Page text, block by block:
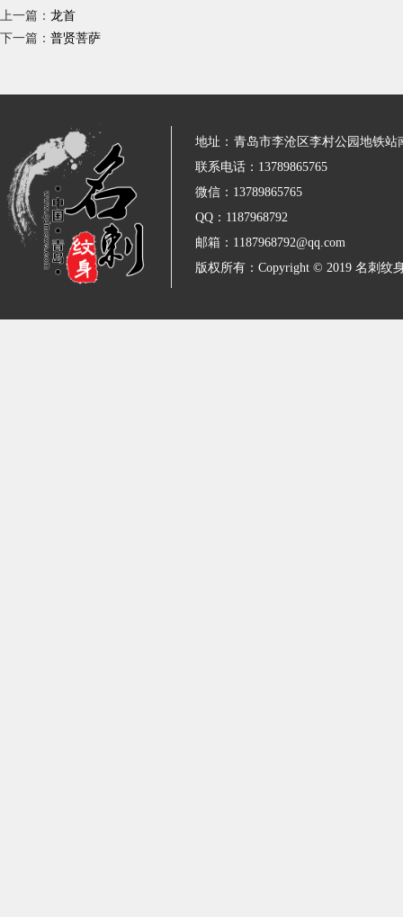
上一篇： 龙首
下一篇： 普贤菩萨
地址： 青岛市李沧区李村公园地铁站
联系电话：13789865765
微信：13789865765
QQ：1187968792
邮箱：1187968792@qq.com
版权所有：Copyright © 2019 名刺纹